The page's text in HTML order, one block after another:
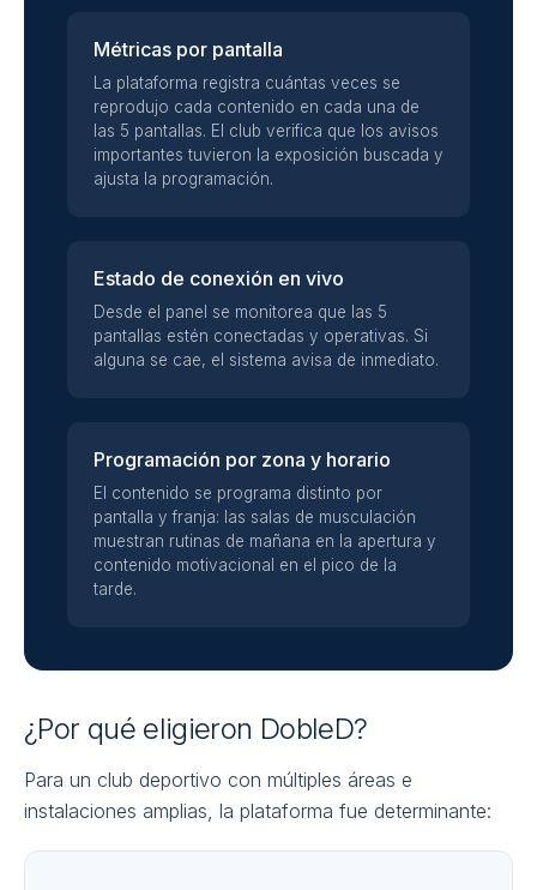
Métricas por pantalla
La plataforma registra cuántas veces se
reprodujo cada contenido en cada una de
las 5 pantallas. El club verifica que los avisos
importantes tuvieron la exposición buscada y
ajusta la programación.
Estado de conexión en vivo
Desde el panel se monitorea que las 5
pantallas estén conectadas y operativas. Si
alguna se cae, el sistema avisa de inmediato.
Programación por zona y horario
El contenido se programa distinto por
pantalla y franja: las salas de musculación
muestran rutinas de mañana en la apertura y
contenido motivacional en el pico de la
tarde.
¿Por qué eligieron DobleD?
Para un club deportivo con múltiples áreas e
instalaciones amplias, la plataforma fue determinante: